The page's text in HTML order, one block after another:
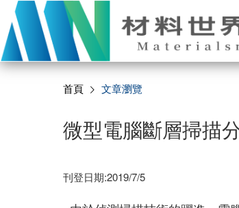
首頁 文章瀏覽
微型電腦斷層掃描
刊登日期:2019/7/5